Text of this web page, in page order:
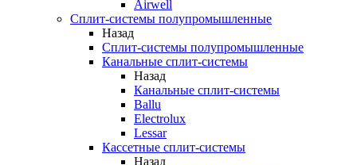
Airwell
Сплит-системы полупромышленные
Назад
Сплит-системы полупромышленные
Канальные сплит-системы
Назад
Канальные сплит-системы
Ballu
Electrolux
Lessar
Кассетные сплит-системы
Назад